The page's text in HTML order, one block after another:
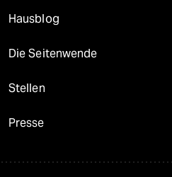
Hausblog
Die Seitenwende
Stellen
Presse